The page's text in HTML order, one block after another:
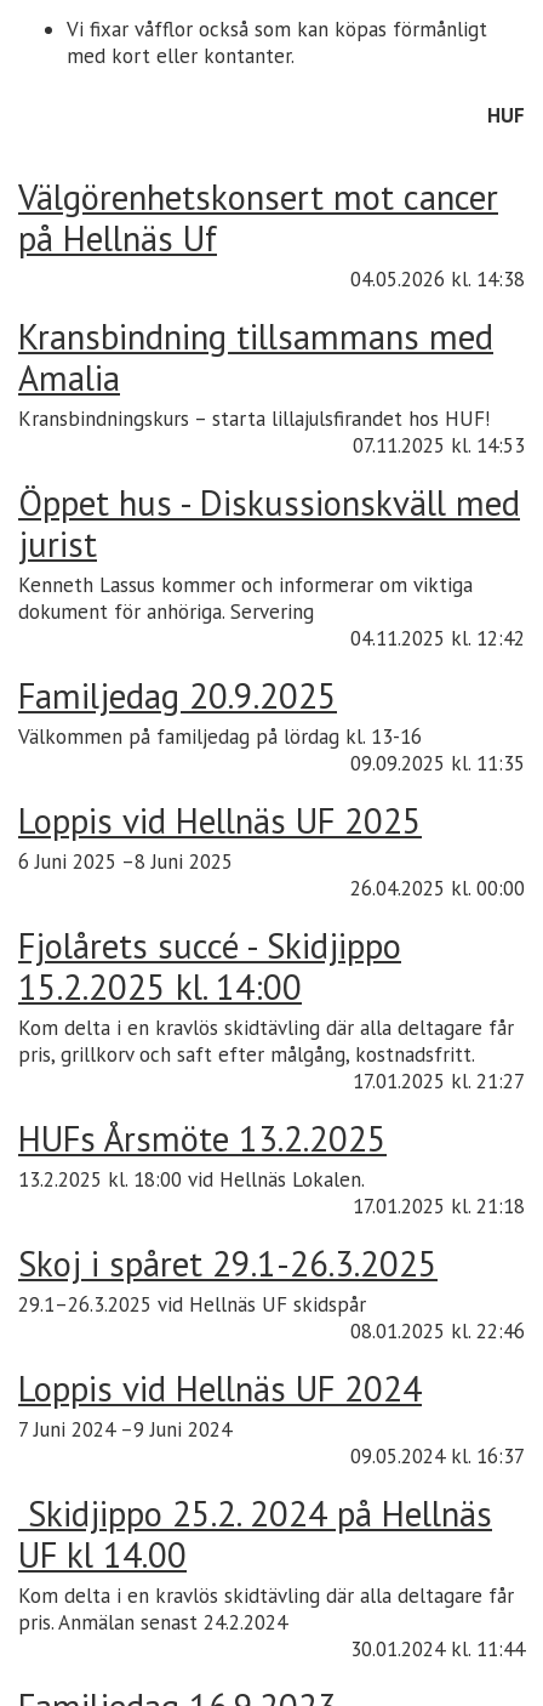
Vi fixar våfflor också som kan köpas förmånligt
med kort eller kontanter.
HUF
Välgörenhetskonsert mot cancer
på Hellnäs Uf
04.05.2026 kl. 14:38
Kransbindning tillsammans med
Amalia
Kransbindningskurs – starta lillajulsfirandet hos HUF!
07.11.2025 kl. 14:53
Öppet hus - Diskussionskväll med
jurist
Kenneth Lassus kommer och informerar om viktiga
dokument för anhöriga. Servering
04.11.2025 kl. 12:42
Familjedag 20.9.2025
Välkommen på familjedag på lördag kl. 13-16
09.09.2025 kl. 11:35
Loppis vid Hellnäs UF 2025
6 Juni 2025 –8 Juni 2025
26.04.2025 kl. 00:00
Fjolårets succé - Skidjippo
15.2.2025 kl. 14:00
Kom delta i en kravlös skidtävling där alla deltagare får
pris, grillkorv och saft efter målgång, kostnadsfritt.
17.01.2025 kl. 21:27
HUFs Årsmöte 13.2.2025
13.2.2025 kl. 18:00 vid Hellnäs Lokalen.
17.01.2025 kl. 21:18
Skoj i spåret 29.1-26.3.2025
29.1–26.3.2025 vid Hellnäs UF skidspår
08.01.2025 kl. 22:46
Loppis vid Hellnäs UF 2024
7 Juni 2024 –9 Juni 2024
09.05.2024 kl. 16:37
Skidjippo 25.2. 2024 på Hellnäs
UF kl 14.00
Kom delta i en kravlös skidtävling där alla deltagare får
pris. Anmälan senast 24.2.2024
30.01.2024 kl. 11:44